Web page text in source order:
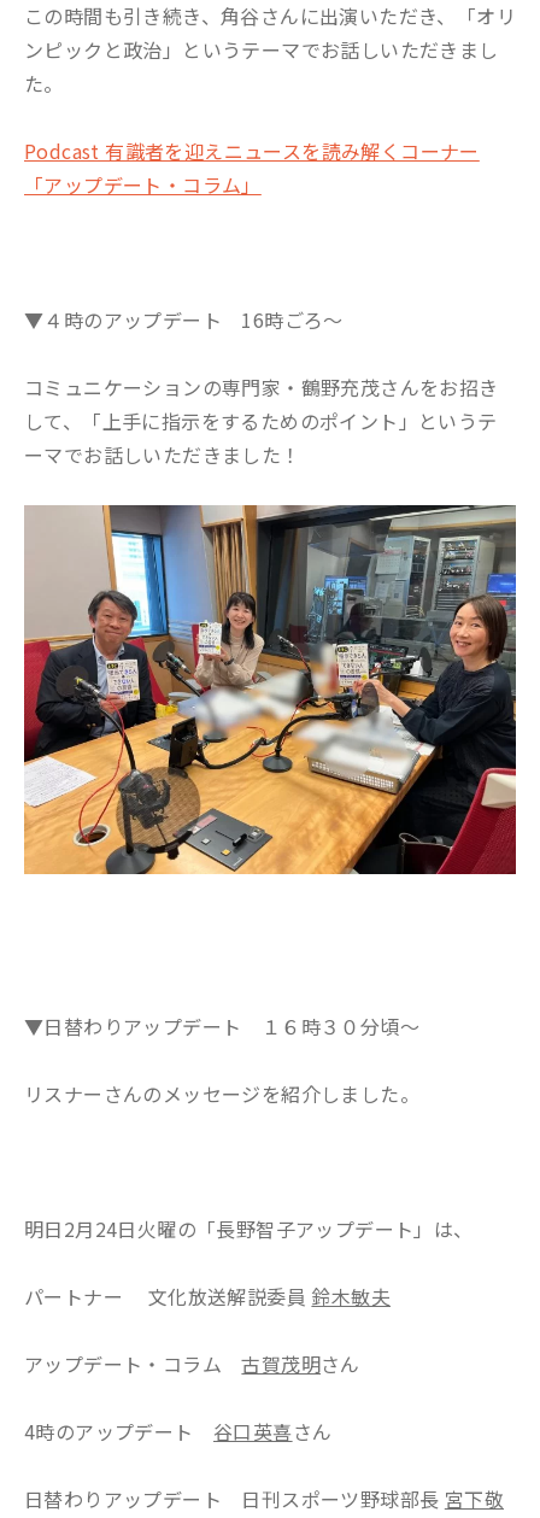
この時間も引き続き、角谷さんに出演いただき、「オリ
ンピックと政治」というテーマでお話しいただきまし
た。
Podcast 有識者を迎えニュースを読み解くコーナー
「アップデート・コラム」
▼４時のアップデート 16時ごろ～
コミュニケーションの専門家・鶴野充茂さんをお招き
して、「上手に指示をするためのポイント」というテ
ーマでお話しいただきました！
▼日替わりアップデート １６時３０分頃～
リスナーさんのメッセージを紹介しました。
明日2月24日火曜の「長野智子アップデート」は、
パートナー 文化放送解説委員 鈴木敏夫
アップデート・コラム古賀茂明さん
4時のアップデート 谷口英喜さん
日替わりアップデート 日刊スポーツ野球部長 宮下敬